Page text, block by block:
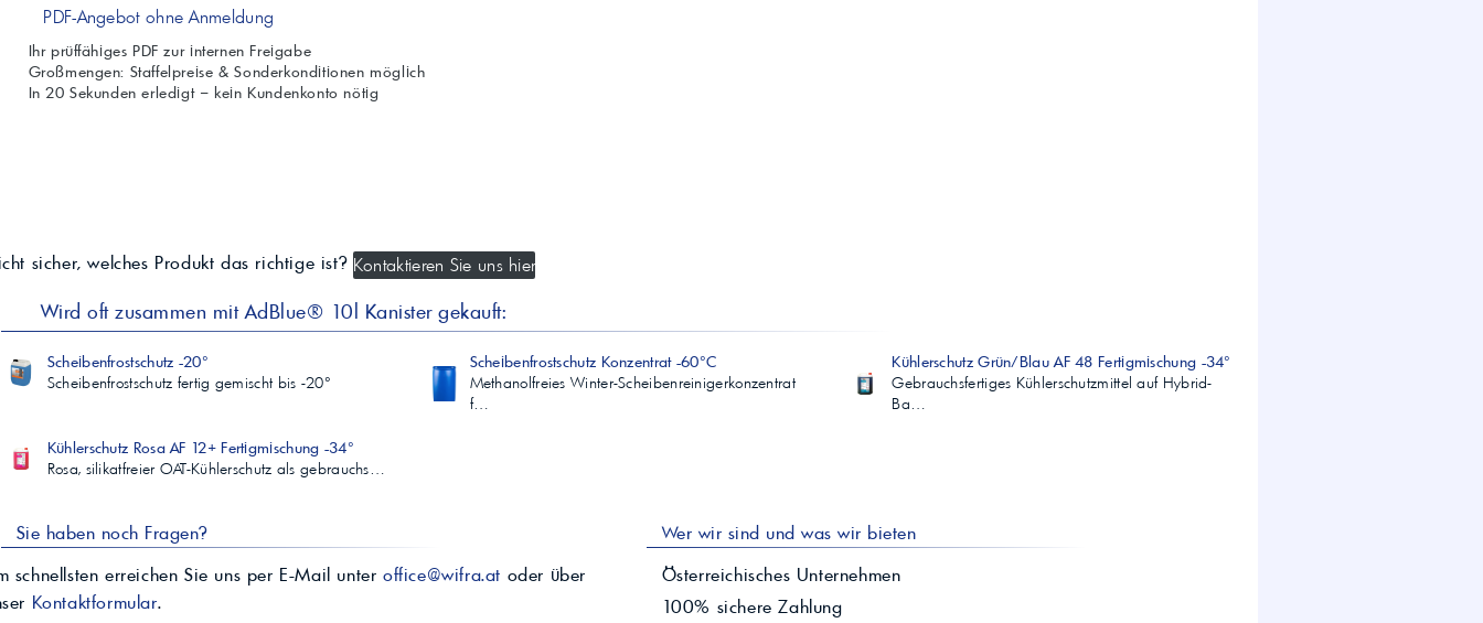
PDF-Angebot ohne Anmeldung
Ihr prüffähiges PDF zur internen Freigabe
Großmengen: Staffelpreise & Sonderkonditionen möglich
In 20 Sekunden erledigt – kein Kundenkonto nötig
sicher, welches Produkt das richtige ist? Kontaktieren Sie uns hier
Wird oft zusammen mit AdBlue® 10l Kanister gekauft:
Scheibenfrostschutz -20°
Scheibenfrostschutz fertig gemischt bis -20°
Scheibenfrostschutz Konzentrat -60°C
Methanolfreies Winter-Scheibenreinigerkonzentrat
f…
Kühlerschutz Grün/Blau AF 48 Fertigmischung -34°
Gebrauchsfertiges Kühlerschutzmittel auf Hybrid-
Ba…
Kühlerschutz Rosa AF 12+ Fertigmischung -34°
Rosa, silikatfreier OAT-Kühlerschutz als gebrauchs…
Sie haben noch Fragen?
schnellsten erreichen Sie uns per E-Mail unteroffice@wifra.at oder über
Kontaktformular.
Wer wir sind und was wir bieten
Österreichisches Unternehmen
100% sichere Zahlung